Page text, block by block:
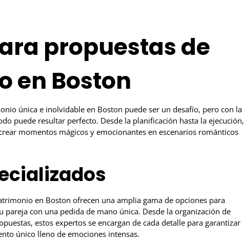
propuestas de
en Boston
única e inolvidable en Boston puede ser un desafío, pero con la
puede resultar perfecto. Desde la planificación hasta la ejecución,
momentos mágicos y emocionantes en escenarios románticos
en Boston ofrecen una amplia gama de opciones para
pareja con una pedida de mano única. Desde la organización de
estos expertos se encargan de cada detalle para garantizar
único lleno de emociones intensas.